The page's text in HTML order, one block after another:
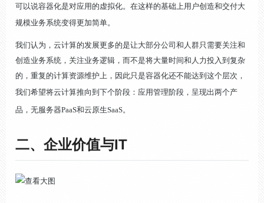
可以说容器化是对应用的虚拟化。在这样的基础上用户创造和交付大
规模业务系统变得更加简单。
我们认为，云计算的发展更多的是让大部分公司和人群只需要关注和
创造业务系统，关注业务逻辑，而不是将大量时间和人力投入到复杂
的，重复的计算资源维护上，因此只是容器化还不能达到这个层次，
我们希望将云计算推向到下个阶段： 应用管理阶段 ，呈现出两个产
品， 无服务器PaaS和云原生SaaS。
二、企业价值与IT